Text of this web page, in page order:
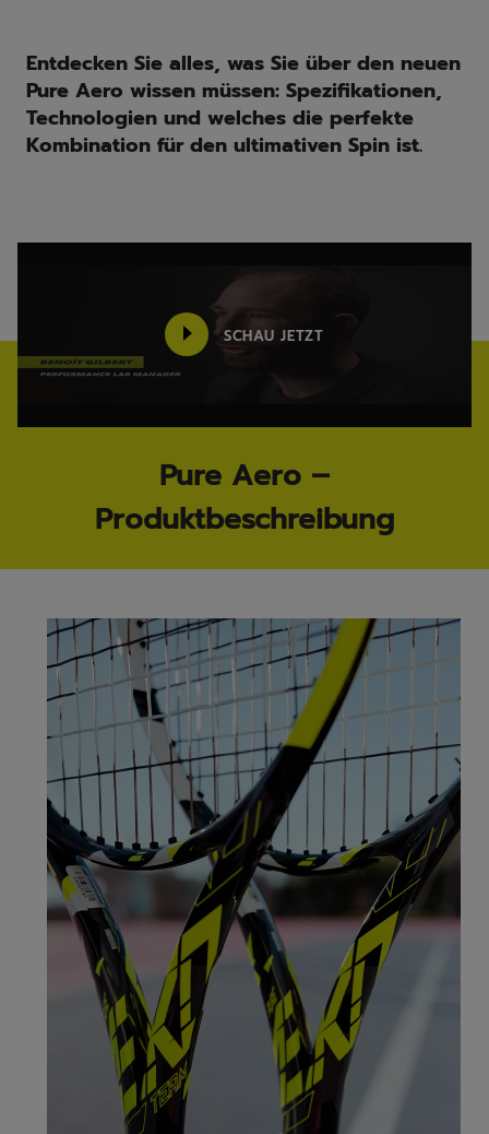
Entdecken Sie alles, was Sie über den neuen
Pure Aero wissen müssen: Spezifikationen,
Technologien und welches die perfekte
Kombination für den ultimativen Spin ist.
SCHAU JETZT
Pure Aero –
Produktbeschreibung